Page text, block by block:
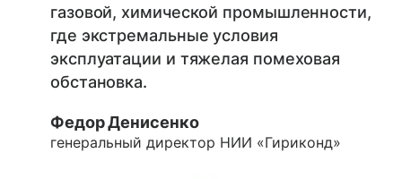
газовой, химической промышленности,
где экстремальные условия
эксплуатации и тяжелая помеховая
обстановка.
Федор Денисенко
генеральный директор НИИ «Гириконд»